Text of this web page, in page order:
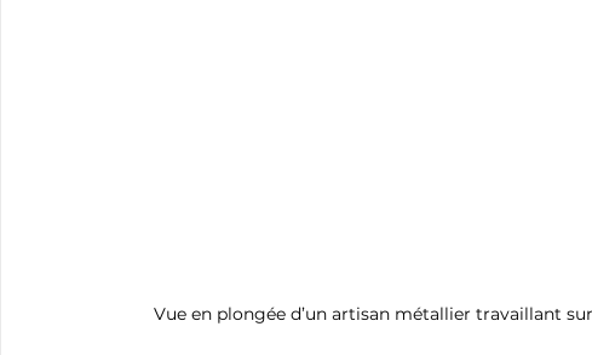
Vue en plongée d’un artisan métallier travaillant